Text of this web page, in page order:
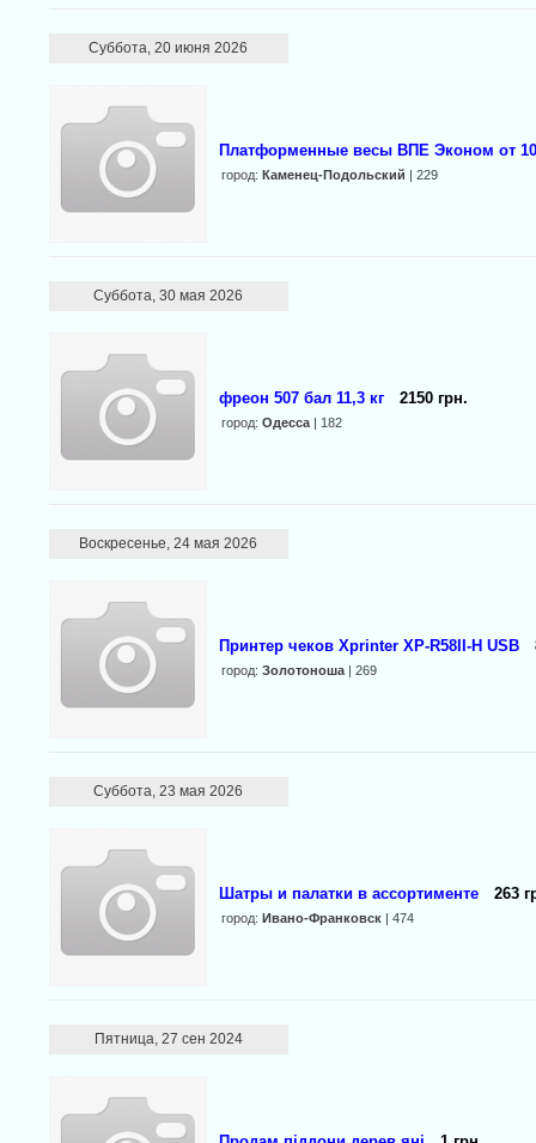
Суббота, 20 июня 2026
Платформенные весы ВПЕ Эконом от
город: Каменец-Подольский | 229
Суббота, 30 мая 2026
фреон 507 бал 11,3 кг 2150 грн.
город: Одесса| 182
Воскресенье, 24 мая 2026
Принтер чеков Xprinter XP-R58II-H USB
город: Золотоноша| 269
Суббота, 23 мая 2026
Шатры и палатки в ассортименте 263
город: Ивано-Франковск| 474
Пятница, 27 сен 2024